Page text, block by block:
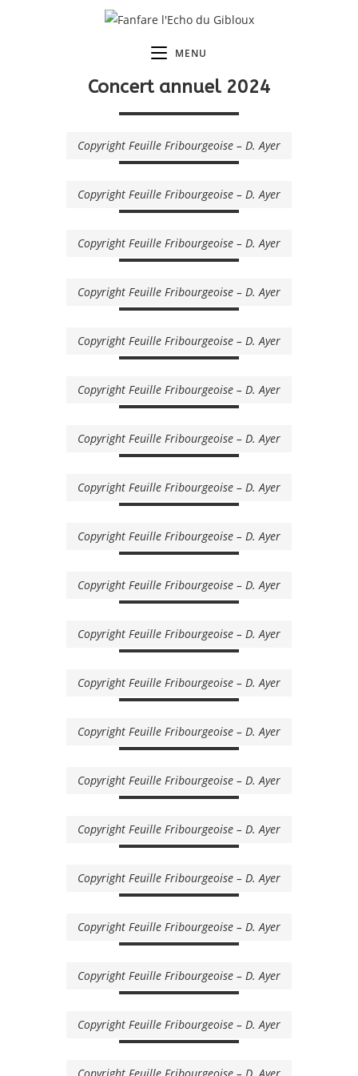
MENU
Concert annuel 2024
Copyright Feuille Fribourgeoise – D. Ayer
Copyright Feuille Fribourgeoise – D. Ayer
Copyright Feuille Fribourgeoise – D. Ayer
Copyright Feuille Fribourgeoise – D. Ayer
Copyright Feuille Fribourgeoise – D. Ayer
Copyright Feuille Fribourgeoise – D. Ayer
Copyright Feuille Fribourgeoise – D. Ayer
Copyright Feuille Fribourgeoise – D. Ayer
Copyright Feuille Fribourgeoise – D. Ayer
Copyright Feuille Fribourgeoise – D. Ayer
Copyright Feuille Fribourgeoise – D. Ayer
Copyright Feuille Fribourgeoise – D. Ayer
Copyright Feuille Fribourgeoise – D. Ayer
Copyright Feuille Fribourgeoise – D. Ayer
Copyright Feuille Fribourgeoise – D. Ayer
Copyright Feuille Fribourgeoise – D. Ayer
Copyright Feuille Fribourgeoise – D. Ayer
Copyright Feuille Fribourgeoise – D. Ayer
Copyright Feuille Fribourgeoise – D. Ayer